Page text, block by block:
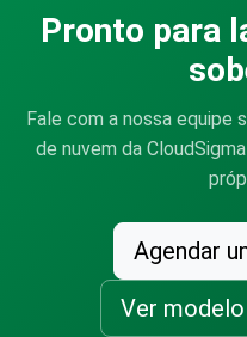
Pronto para
Fale com a nossa equipe
de nuvem da
Agendar
Ver